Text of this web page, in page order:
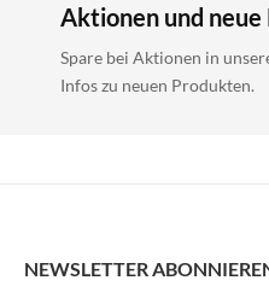
Aktionen und
Spare bei Aktionen in
Infos zu neuen Produkten.
NEWSLETTER